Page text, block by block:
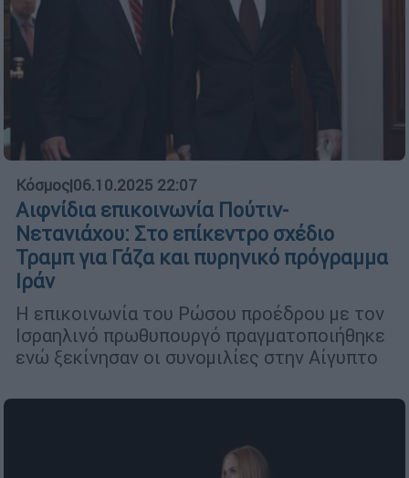
Κόσμος|06.10.2025 22:07
Αιφνίδια επικοινωνία Πούτιν-
Νετανιάχου: Στο επίκεντρο σχέδιο
Τραμπ για Γάζα και πυρηνικό πρόγραμμα
Ιράν
Η επικοινωνία του Ρώσου προέδρου με τον
Ισραηλινό πρωθυπουργό πραγματοποιήθηκε
ενώ ξεκίνησαν οι συνομιλίες στην Αίγυπτο